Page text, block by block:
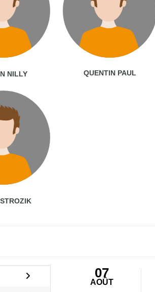
NILLY QUENTIN PAUL
07
AOÛT